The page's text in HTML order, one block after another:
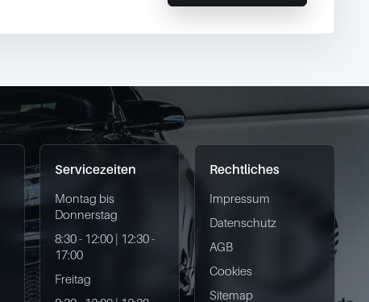
Servicezeiten
Montag bis
Donnerstag
8:30 - 12:00 | 12:30 -
17:00
Freitag
Rechtliches
Impressum
Datenschutz
AGB
Cookies
Sitemap